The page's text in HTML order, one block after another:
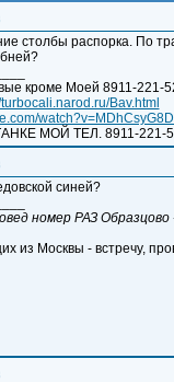
столбы распорка. По
кроме Моей 8911-221-
turbocali.narod.ru/Bav.html
МОЙ ТЕЛ. 8911-221-
синей?
номер РАЗ
из Москвы - встречу,